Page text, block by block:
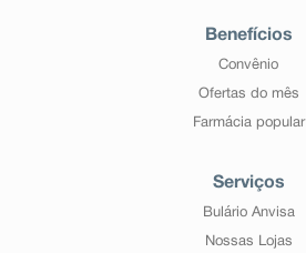
Benefícios
Convênio
Ofertas do mês
Farmácia popular
Serviços
Bulário Anvisa
Nossas Lojas